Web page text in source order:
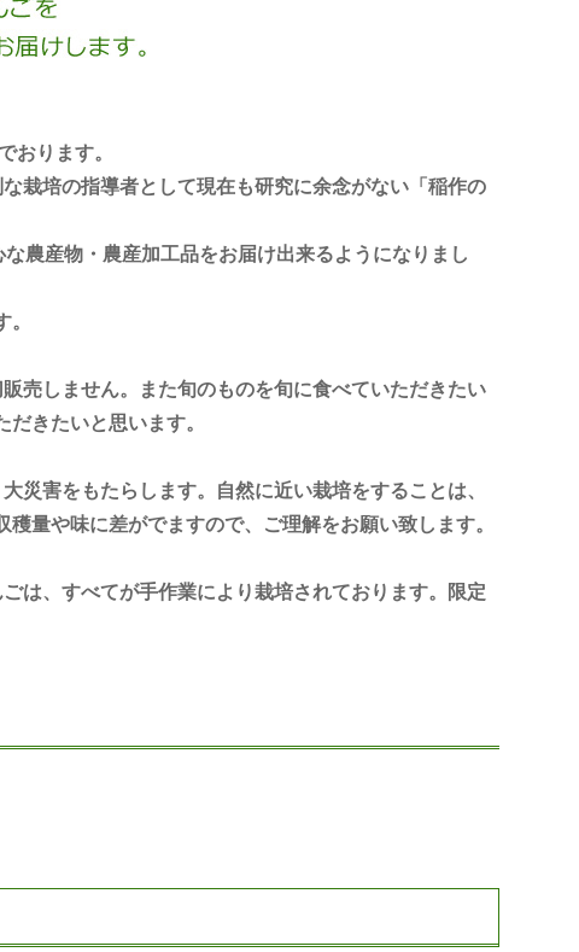
おります。
栽培の指導者として現在も研究に余念がない「稲作の
農産物・農産加工品をお届け出来るようになりまし
売しません。また旬のものを旬に食べていただきたい
きたいと思います。
災害をもたらします。自然に近い栽培をすることは、
量や味に差がでますので、ご理解をお願い致します。
は、すべてが手作業により栽培されております。限定